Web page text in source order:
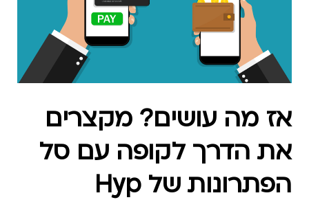
אז מה עושים? מקצרים
את הדרך לקופה עם סל
הפתרונות של Hyp